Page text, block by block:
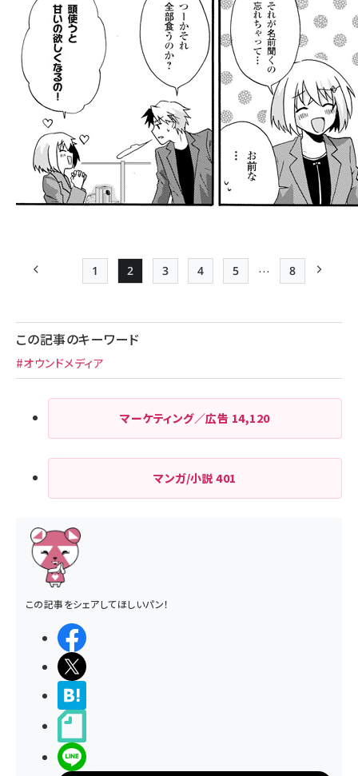
り
前ページ Page
1
Page
2
Page
3
Page
4
Page
5 …
最終ページ
8
この記事のキーワード
#オウンドメディア
マーケティング／広告 14,120
マンガ/小説401
この記事をシェアしてほしいパン！